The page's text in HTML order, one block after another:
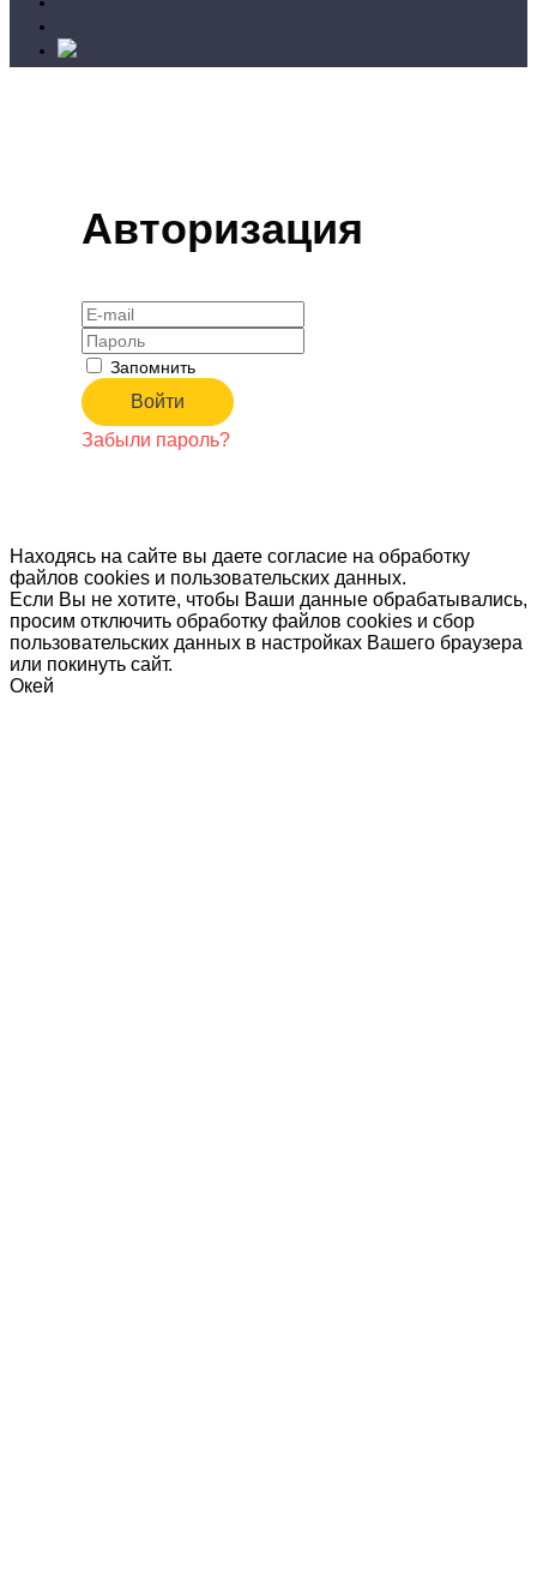
Авторизация
Запомнить
Забыли пароль?
Находясь на сайте вы даете согласие на обработку
файлов cookies и пользовательских данных.
Если Вы не хотите, чтобы Ваши данные обрабатывались,
просим отключить обработку файлов cookies и сбор
пользовательских данных в настройках Вашего браузера
или покинуть сайт.
Окей